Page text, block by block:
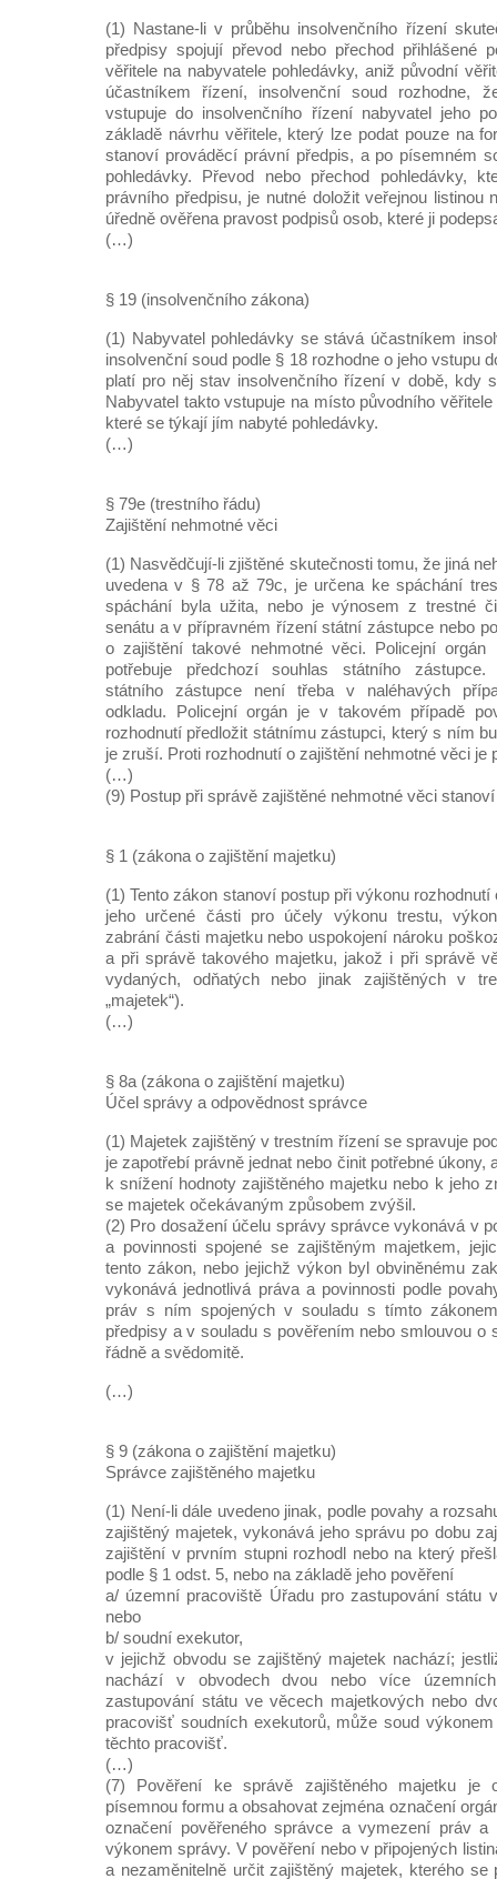
(1) Nastane-li v průběhu insolvenčního řízení
předpisy spojují převod nebo přechod přihlášené
věřitele na nabyvatele pohledávky, aniž původní
účastníkem řízení, insolvenční soud rozhodne,
vstupuje do insolvenčního řízení nabyvatel jeho
základě návrhu věřitele, který lze podat pouze na
stanoví prováděcí právní předpis, a po písemném
pohledávky. Převod nebo přechod pohledávky,
právního předpisu, je nutné doložit veřejnou listinou
úředně ověřena pravost podpisů osob, které ji
(…)
§ 19 (insolvenčního zákona)
(1) Nabyvatel pohledávky se stává účastníkem
insolvenční soud podle § 18 rozhodne o jeho vstupu
platí pro něj stav insolvenčního řízení v době, kdy
Nabyvatel takto vstupuje na místo původního
které se týkají jím nabyté pohledávky.
(…)
§ 79e (trestního řádu)
Zajištění nehmotné věci
(1) Nasvědčují-li zjištěné skutečnosti tomu, že jiná
uvedena v § 78 až 79c, je určena ke spáchání
spáchání byla užita, nebo je výnosem z trestné
senátu a v přípravném řízení státní zástupce nebo
o zajištění takové nehmotné věci. Policejní orgán
potřebuje předchozí souhlas státního zástupce.
státního zástupce není třeba v naléhavých
odkladu. Policejní orgán je v takovém případě
rozhodnutí předložit státnímu zástupci, který s ním
je zruší. Proti rozhodnutí o zajištění nehmotné věci je
(…)
(9) Postup při správě zajištěné nehmotné věci
§ 1 (zákona o zajištění majetku)
(1) Tento zákon stanoví postup při výkonu
jeho určené části pro účely výkonu trestu,
zabrání části majetku nebo uspokojení nároku
a při správě takového majetku, jakož i při správě
vydaných, odňatých nebo jinak zajištěných v
„majetek“).
(…)
§ 8a (zákona o zajištění majetku)
Účel správy a odpovědnost správce
(1) Majetek zajištěný v trestním řízení se spravuje
je zapotřebí právně jednat nebo činit potřebné úkony,
k snížení hodnoty zajištěného majetku nebo k jeho
se majetek očekávaným způsobem zvýšil.
(2) Pro dosažení účelu správy správce vykonává v
a povinnosti spojené se zajištěným majetkem,
tento zákon, nebo jejichž výkon byl obviněnému
vykonává jednotlivá práva a povinnosti podle
práv s ním spojených v souladu s tímto
předpisy a v souladu s pověřením nebo smlouvou o
řádně a svědomitě.
(…)
§ 9 (zákona o zajištění majetku)
Správce zajištěného majetku
(1) Není-li dále uvedeno jinak, podle povahy a
zajištěný majetek, vykonává jeho správu po dobu
zajištění v prvním stupni rozhodl nebo na který
podle § 1 odst. 5, nebo na základě jeho pověření
a/ územní pracoviště Úřadu pro zastupování státu
nebo
b/ soudní exekutor,
v jejichž obvodu se zajištěný majetek nachází;
nachází v obvodech dvou nebo více
zastupování státu ve věcech majetkových nebo
pracovišť soudních exekutorů, může soud
těchto pracovišť.
(…)
(7) Pověření ke správě zajištěného majetku je
písemnou formu a obsahovat zejména označení
označení pověřeného správce a vymezení práv a
výkonem správy. V pověření nebo v připojených
a nezaměnitelně určit zajištěný majetek, kterého se